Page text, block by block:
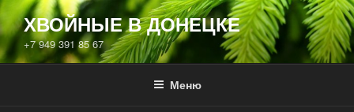
ХВОЙНЫЕ В ДОНЕЦКЕ
+7 949 391 85 67
Меню